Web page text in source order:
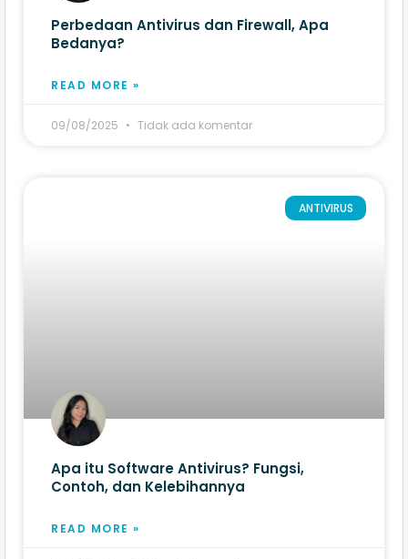
Perbedaan Antivirus dan Firewall​, Apa
Bedanya?
READ MORE »
09/08/2025 Tidak ada komentar
ANTIVIRUS
Apa itu Software Antivirus? Fungsi,
Contoh, dan Kelebihannya
READ MORE »